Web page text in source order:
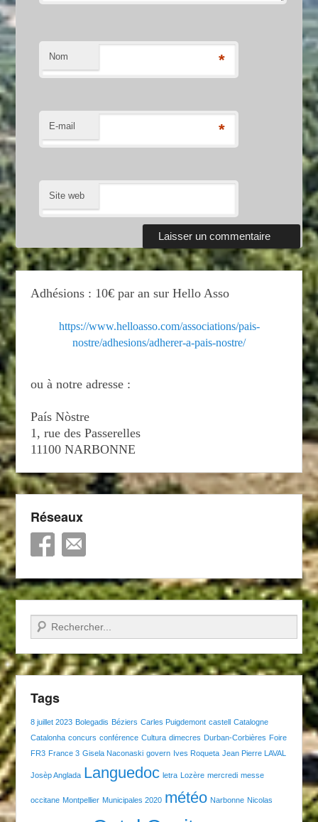
Nom *
E-mail *
Site web
Adhésions : 10€ par an sur Hello Asso
https://www.helloasso.com/associations/pais-
nostre/adhesions/adherer-a-pais-nostre/
ou à notre adresse :
País Nòstre
1, rue des Passerelles
11100 NARBONNE
Réseaux
Recherche
Tags
8 juillet 2023 Bolegadis Béziers Carles Puigdemont castell Catalogne
Catalonha concurs conférence Cultura dimecres Durban-Corbières Foire
FR3 France 3 Gisela Naconaski govern Ives Roqueta Jean Pierre LAVAL
Josèp Anglada Languedoc letra Lozère mercredi messe
occitane Montpellier Municipales 2020 météo Narbonne Nicolas